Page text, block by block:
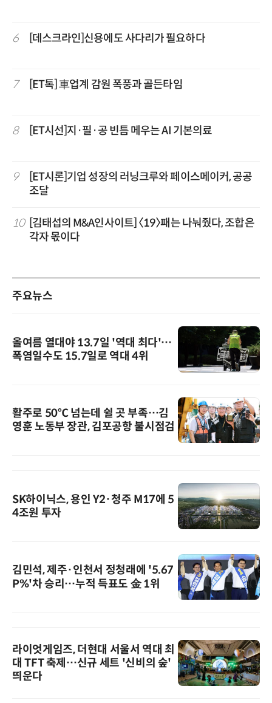
6 [데스크라인]신용에도 사다리가 필요하다
7 [ET톡] 車업계 감원 폭풍과 골든타임
8 [ET시선]지·필·공 빈틈 메우는 AI 기본의료
9
[ET시론]기업 성장의 러닝크루와 페이스메이커, 공공
조달
10
[김태섭의 M&A인사이트] 〈19〉패는 나눠줬다, 조합은
각자 몫이다
주요뉴스
올여름 열대야 13.7일 '역대 최다'…
폭염일수도 15.7일로 역대 4위
활주로 50℃ 넘는데 쉴 곳 부족…김
영훈 노동부 장관, 김포공항 불시점검
SK하이닉스, 용인 Y2·청주 M17에 5
4조원 투자
김민석, 제주·인천서 정청래에 '5.67
P%'차 승리…누적 득표도 金 1위
라이엇게임즈, 더현대 서울서 역대 최
대 TFT 축제…신규 세트 '신비의 숲'
띄운다